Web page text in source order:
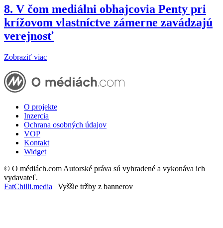
8. V čom mediálni obhajcovia Penty pri
krížovom vlastníctve zámerne zavádzajú
verejnosť
Zobraziť viac
O projekte
Inzercia
Ochrana osobných údajov
VOP
Kontakt
Widget
© O médiách.com Autorské práva sú vyhradené a vykonáva ich
vydavateľ.
FatChilli.media | Vyššie tržby z bannerov